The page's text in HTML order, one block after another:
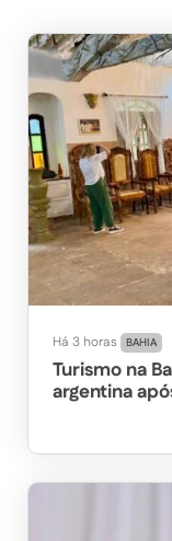
Há 3 horas BAHIA
Turismo na
argentina